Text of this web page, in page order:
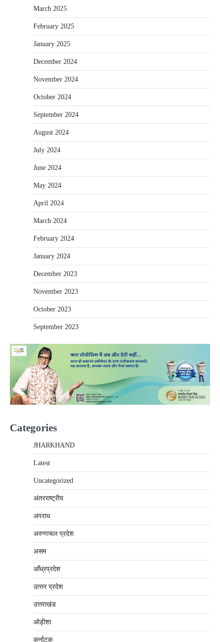
March 2025
February 2025
January 2025
December 2024
November 2024
October 2024
September 2024
August 2024
July 2024
June 2024
May 2024
April 2024
March 2024
February 2024
January 2024
December 2023
November 2023
October 2023
September 2023
Categories
JHARKHAND
Latest
Uncategorized
अंतरराष्‍ट्रीय
अपराध
अरुणाचल प्रदेश
असम
आँध्रप्रदेश
उत्‍तर प्रदेश
उत्तराखंड
ओड़ीशा
कर्नाटक